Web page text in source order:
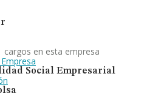
cargos en esta empresa
Social Empresarial